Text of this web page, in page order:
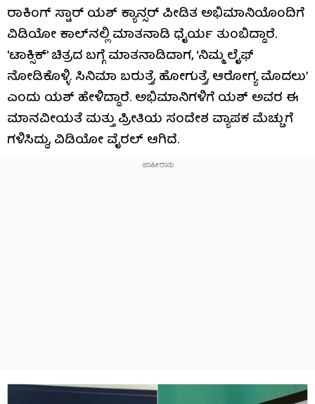
ರಾಕಿಂಗ್ ಸ್ಟಾರ್ ಯಶ್ ಕ್ಯಾನ್ಸರ್ ಪೀಡಿತ ಅಭಿಮಾನಿಯೊಂದಿಗೆ
ವಿಡಿಯೋ ಕಾಲ್‌ನಲ್ಲಿ ಮಾತನಾಡಿ ಧೈರ್ಯ ತುಂಬಿದ್ದಾರೆ.
'ಟಾಕ್ಸಿಕ್' ಚಿತ್ರದ ಬಗ್ಗೆ ಮಾತನಾಡಿದಾಗ, ‘ನಿಮ್ಮ ಲೈಫ್
ನೋಡಿಕೊಳ್ಳಿ. ಸಿನಿಮಾ ಬರುತ್ತೆ, ಹೋಗುತ್ತೆ, ಆರೋಗ್ಯ ಮೊದಲು’
ಎಂದು ಯಶ್ ಹೇಳಿದ್ದಾರೆ. ಅಭಿಮಾನಿಗಳಿಗೆ ಯಶ್ ಅವರ ಈ
ಮಾನವೀಯತೆ ಮತ್ತು ಪ್ರೀತಿಯ ಸಂದೇಶ ವ್ಯಾಪಕ ಮೆಚ್ಚುಗೆ
ಗಳಿಸಿದ್ದು, ವಿಡಿಯೋ ವೈರಲ್ ಆಗಿದೆ.